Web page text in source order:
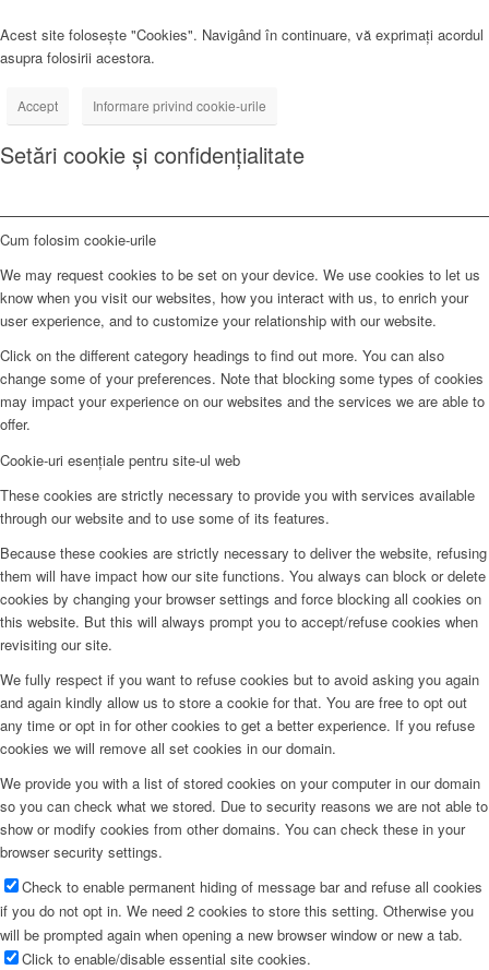
Acest site folosește "Cookies". Navigând în continuare, vă exprimați acordul
asupra folosirii acestora.
Accept Informare privind cookie-urile
Setări cookie și confidențialitate
Cum folosim cookie-urile
We may request cookies to be set on your device. We use cookies to let us
know when you visit our websites, how you interact with us, to enrich your
user experience, and to customize your relationship with our website.
Click on the different category headings to find out more. You can also
change some of your preferences. Note that blocking some types of cookies
may impact your experience on our websites and the services we are able to
offer.
Cookie-uri esențiale pentru site-ul web
These cookies are strictly necessary to provide you with services available
through our website and to use some of its features.
Because these cookies are strictly necessary to deliver the website, refusing
them will have impact how our site functions. You always can block or delete
cookies by changing your browser settings and force blocking all cookies on
this website. But this will always prompt you to accept/refuse cookies when
revisiting our site.
We fully respect if you want to refuse cookies but to avoid asking you again
and again kindly allow us to store a cookie for that. You are free to opt out
any time or opt in for other cookies to get a better experience. If you refuse
cookies we will remove all set cookies in our domain.
We provide you with a list of stored cookies on your computer in our domain
so you can check what we stored. Due to security reasons we are not able to
show or modify cookies from other domains. You can check these in your
browser security settings.
Check to enable permanent hiding of message bar and refuse all cookies
if you do not opt in. We need 2 cookies to store this setting. Otherwise you
will be prompted again when opening a new browser window or new a tab.
Click to enable/disable essential site cookies.